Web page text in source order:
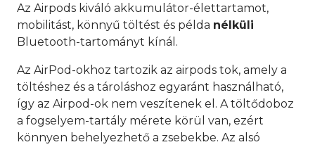
Az Airpods kiváló akkumulátor-élettartamot,
mobilitást, könnyű töltést és példa nélküli
Bluetooth-tartományt kínál.
Az AirPod-okhoz tartozik az airpods tok, amely a
töltéshez és a tároláshoz egyaránt használható,
így az Airpod-ok nem veszítenek el. A töltődoboz
a fogselyem-tartály mérete körül van, ezért
könnyen behelyezhető a zsebekbe. Az alsó